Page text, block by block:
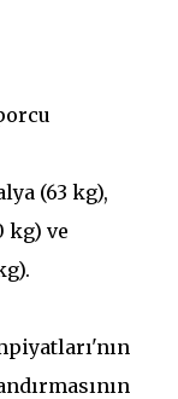
(63 kg),
kg) ve